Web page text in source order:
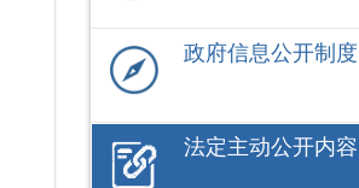
政府信息公开制度
法定主动公开内容